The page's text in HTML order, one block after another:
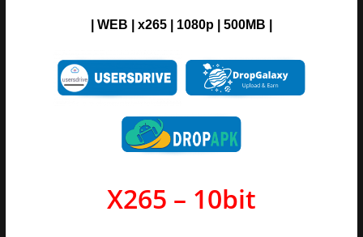
| WEB | x265 | 1080p | 500MB |
X265 – 10bit